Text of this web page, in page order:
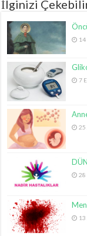
İlginizi
7
25
28
13